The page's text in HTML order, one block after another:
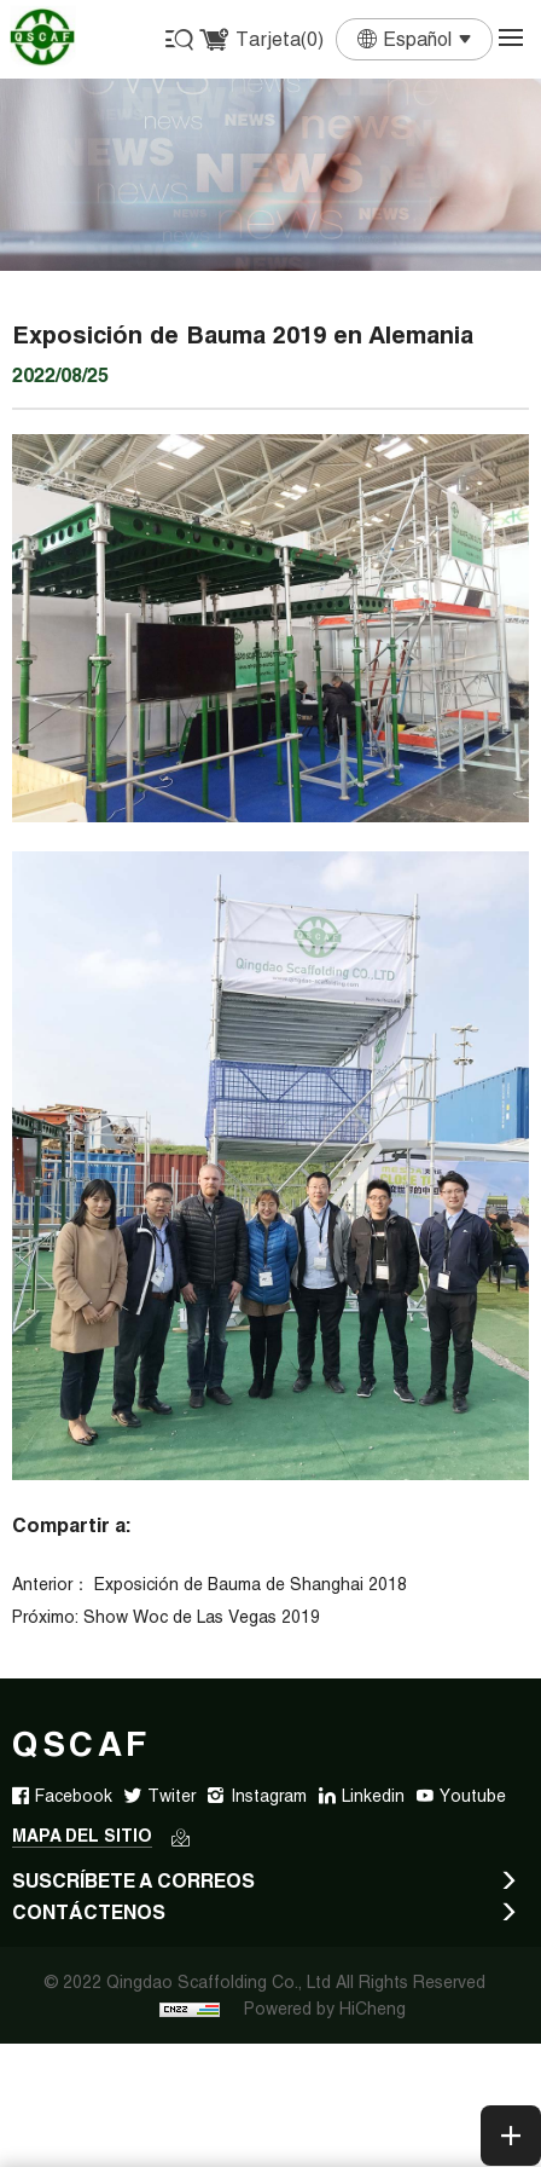
Tarjeta(0) Español
English
Français
Deutsch
Español
Português
Exposición de Bauma 2019 en Alemania
2022/08/25
Compartir a:
Anterior：
Exposición de Bauma de Shanghai 2018
Próximo: Show Woc de Las Vegas 2019
QSCAF
Facebook Twiter Instagram Linkedin Youtube
MAPA DEL SITIO
SUSCRÍBETE A CORREOS
CONTÁCTENOS
© 2022 Qingdao Scaffolding Co., Ltd All Rights Reserved
Powered by HiCheng